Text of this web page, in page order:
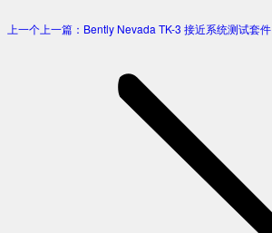
上一个 上一篇： Bently Nevada TK-3 接近系统测试套件